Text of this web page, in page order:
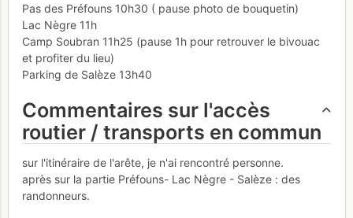
Pas des Préfouns 10h30 ( pause photo de bouquetin)
Lac Nègre 11h
Camp Soubran 11h25 (pause 1h pour retrouver le bivouac
et profiter du lieu)
Parking de Salèze 13h40
Commentaires sur l'accès
routier / transports en commun
sur l'itinéraire de l'arête, je n'ai rencontré personne.
après sur la partie Préfouns- Lac Nègre - Salèze : des
randonneurs.